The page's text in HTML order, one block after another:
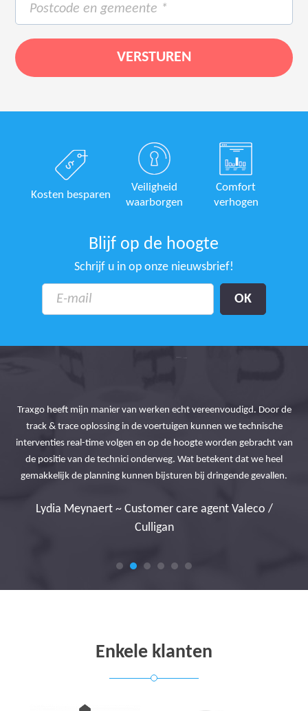
Kosten besparen
Veiligheid
waarborgen
Comfort
verhogen
Blijf op de hoogte
Schrijf u in op onze nieuwsbrief!
Traxgo heeft mijn manier van werken echt vereenvoudigd. Door de
track & trace oplossing in de voertuigen kunnen we technische
interventies real-time volgen en op de hoogte worden gebracht van
de positie van de technici onderweg. Wat betekent dat we heel
gemakkelijk de planning kunnen bijsturen bij dringende gevallen.
Lydia Meynaert ~ Customer care agent Valeco /
Culligan
Enkele klanten